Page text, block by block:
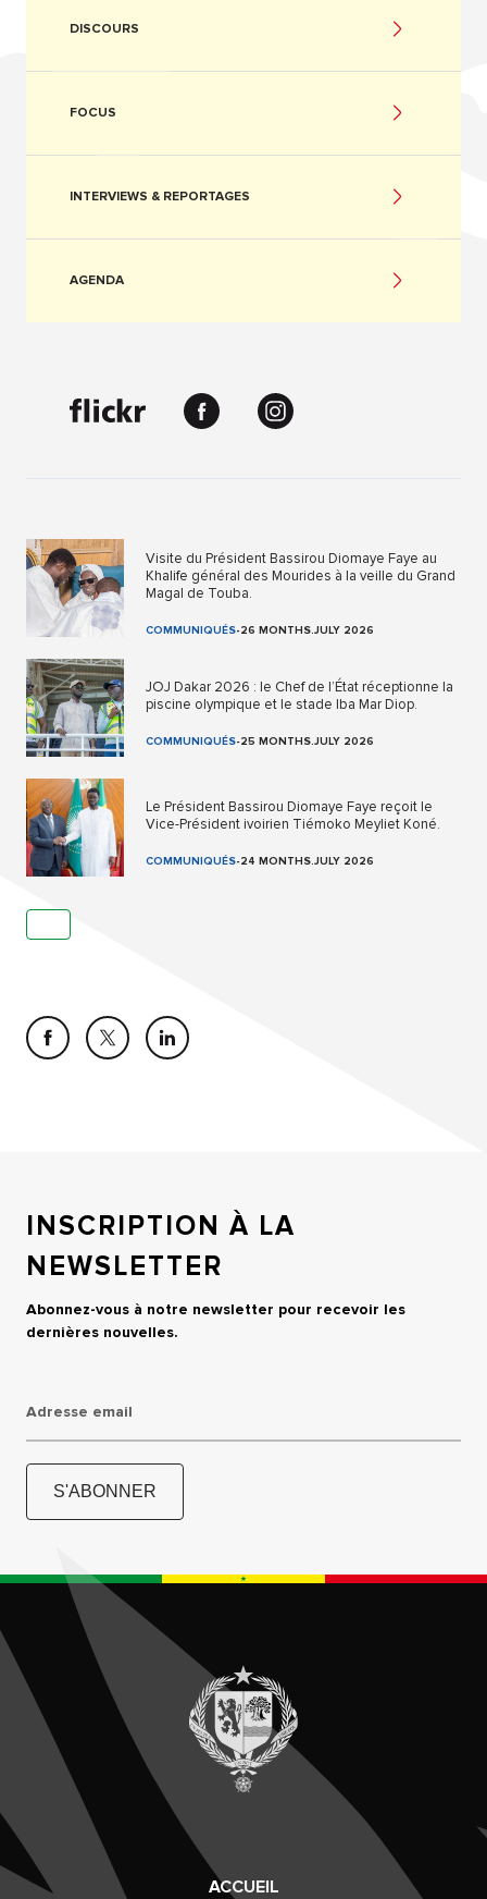
DISCOURS
FOCUS
INTERVIEWS & REPORTAGES
AGENDA
Visite du Président Bassirou Diomaye Faye au
Khalife général des Mourides à la veille du Grand
Magal de Touba.
COMMUNIQUÉS-26 MONTHS.JULY 2026
JOJ Dakar 2026 : le Chef de l’État réceptionne la
piscine olympique et le stade Iba Mar Diop.
COMMUNIQUÉS-25 MONTHS.JULY 2026
Le Président Bassirou Diomaye Faye reçoit le
Vice-Président ivoirien Tiémoko Meyliet Koné.
COMMUNIQUÉS-24 MONTHS.JULY 2026
INSCRIPTION À LA
NEWSLETTER
Abonnez-vous à notre newsletter pour recevoir les
dernières nouvelles.
Adresse email
S'ABONNER
ACCUEIL